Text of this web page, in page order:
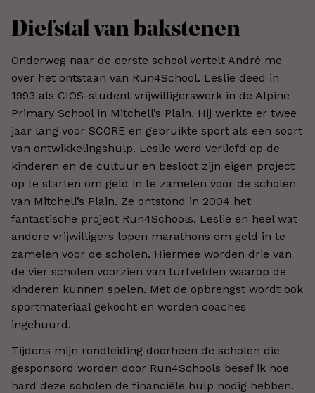
Diefstal van bakstenen
Onderweg naar de eerste school vertelt André me
over het ontstaan van Run4School. Leslie deed in
1993 als CIOS-student vrijwilligerswerk in de Alpine
Primary School in Mitchell’s Plain. Hij werkte er twee
jaar lang voor SCORE en gebruikte sport als een soort
van ontwikkelingshulp. Leslie werd verliefd op de
kinderen en de cultuur en besloot zijn eigen project
op te starten om geld in te zamelen voor de scholen
van Mitchell’s Plain. Ze ontstond in 2004 het
fantastische project Run4Schools. Leslie en heel wat
andere vrijwilligers lopen marathons om geld in te
zamelen voor de scholen. Hiermee worden drie van
de vier scholen voorzien van turfvelden waarop de
kinderen kunnen spelen. Met de opbrengst wordt ook
sportmateriaal gekocht en worden coaches
ingehuurd.
Tijdens mijn rondleiding doorheen de scholen die
gesponsord worden door Run4Schools besef ik hoe
hard deze scholen de financiële hulp nodig hebben.